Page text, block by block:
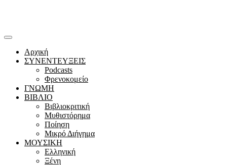
Αρχική
ΣΥΝΕΝΤΕΥΞΕΙΣ
Podcasts
Φρενοκομείο
ΓΝΩΜΗ
ΒΙΒΛΙΟ
Βιβλιοκριτική
Μυθιστόρημα
Ποίηση
Μικρό Διήγημα
ΜΟΥΣΙΚΗ
Ελληνική
Ξένη